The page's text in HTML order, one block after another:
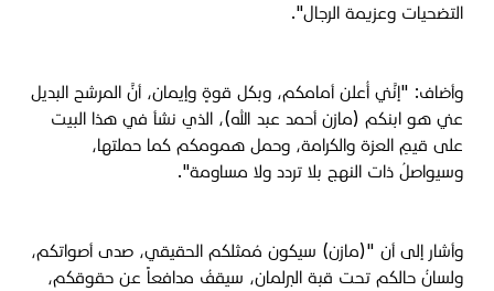
التضحيات وعزيمة الرجال".
وأضاف: "إنَّني أُعلن أمامكم، وبكل قوةٍ وإيمان، أنَّ المرشح البديل
عني هو ابنكم (مازن أحمد عبد الله)، الذي نشأ في هذا البيت
على قيمِ العزة والكرامة، وحمل همومكم كما حملتها،
وسيواصلُ ذات النهج بلا تردد ولا مساومة".
وأشار إلى أن "(مازن) سيكون مُمثلكم الحقيقي، صدى أصواتكم،
ولسانُ حالكم تحت قبة البرلمان، سيقفُ مدافعاً عن حقوقكم،